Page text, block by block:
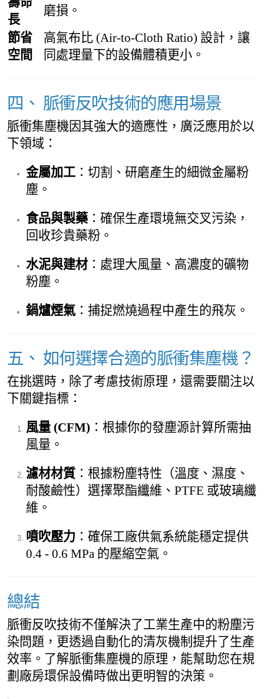
長
磨損。
節省
空間
高氣布比 (Air-to-Cloth Ratio) 設計，讓
同處理量下的設備體積更小。
四、 脈衝反吹技術的應用場景
脈衝集塵機因其強大的適應性，廣泛應用於以
下領域：
金屬加工 ：切割、研磨產生的細微金屬粉
塵。
食品與製藥 ：確保生產環境無交叉污染，
回收珍貴藥粉。
水泥與建材：處理大風量、高濃度的礦物
粉塵。
鍋爐煙氣：捕捉燃燒過程中產生的飛灰。
五、 如何選擇合適的脈衝集塵機？
在挑選時，除了考慮技術原理，還需要關注以
下關鍵指標：
風量 (CFM) ：根據你的發塵源計算所需抽
風量。
濾材材質 ：根據粉塵特性（溫度、濕度、
耐酸鹼性）選擇聚酯纖維、PTFE 或玻璃纖
維。
噴吹壓力 ：確保工廠供氣系統能穩定提供
0.4 - 0.6 MPa 的壓縮空氣。
總結
脈衝反吹技術不僅解決了工業生產中的粉塵污
染問題，更透過自動化的清灰機制提升了生產
效率。了解脈衝集塵機的原理，能幫助您在規
劃廠房環保設備時做出更明智的決策。